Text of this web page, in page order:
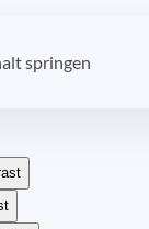
springen